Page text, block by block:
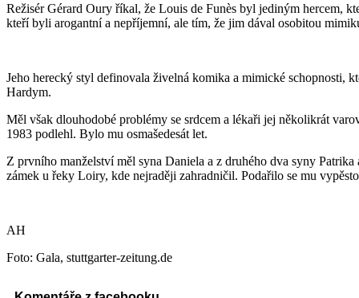
Režisér Gérard Oury říkal, že Louis de Funès byl jediným hercem,
kteří byli arogantní a nepříjemní, ale tím, že jim dával osobitou
Jeho herecký styl definovala živelná komika a mimické schopnosti,
Hardym.
Měl však dlouhodobé problémy se srdcem a lékaři jej několikrát
1983 podlehl. Bylo mu osmašedesát let.
Z prvního manželství měl syna Daniela a z druhého dva syny
zámek u řeky Loiry, kde nejraději zahradničil. Podařilo se mu
AH
Foto: Gala, stuttgarter-zeitung.de